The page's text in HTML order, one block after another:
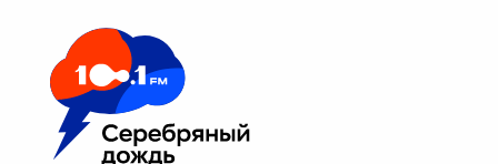
Москва 100.1 FM